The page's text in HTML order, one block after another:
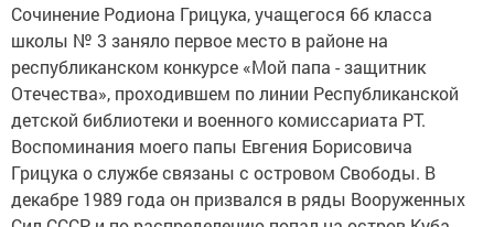
Сочинение Родиона Грицука, учащегося 6б класса
школы № 3 заняло первое место в районе на
республиканском конкурсе «Мой папа - защитник
Отечества», проходившем по линии Республиканской
детской библиотеки и военного комиссариата РТ.
Воспоминания моего папы Евгения Борисовича
Грицука о службе связаны с островом Свободы. В
декабре 1989 года он призвался в ряды Вооруженных